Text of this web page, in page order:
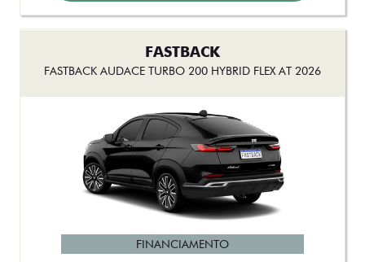
FASTBACK
FASTBACK AUDACE TURBO 200 HYBRID FLEX AT 2026
FINANCIAMENTO